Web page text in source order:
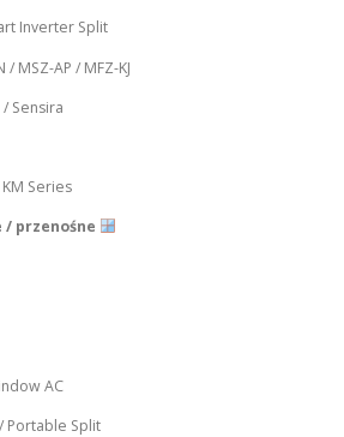
Inverter Split
MSZ-AP / MFZ-KJ
/ Sensira
KM Series
przenośne
AC
Portable Split